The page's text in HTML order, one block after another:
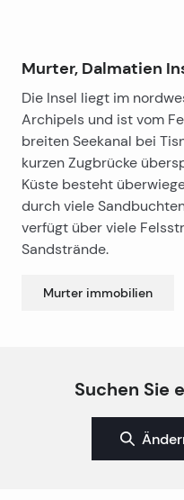
Murter, Dalmatien
Die Insel liegt im
Archipels und ist vom
breiten Seekanal bei
kurzen Zugbrücke
Küste besteht
durch viele
verfügt über viele
Sandstrände.
Murter immobilien
Suchen Sie